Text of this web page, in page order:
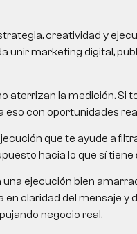
creatividad y
unir marketing digital,
aterrizan la medición. Si
con oportunidades
que te ayude a
hacia lo que sí tiene
ejecución bien
claridad del mensaje y
negocio real.